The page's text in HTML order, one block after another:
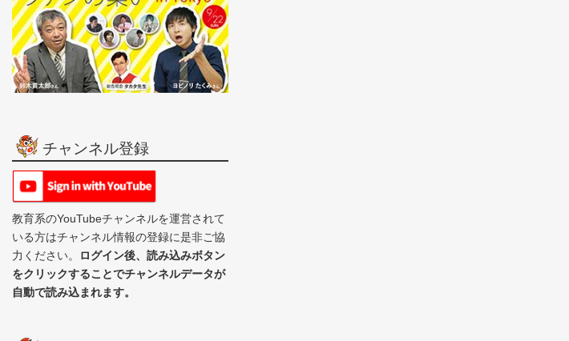
チャンネル登録
教育系のYouTubeチャンネルを運営されて
いる方はチャンネル情報の登録に是非ご協
力ください。
ログイン後、読み込みボタン
をクリックすることでチャンネルデータが
自動で読み込まれます。